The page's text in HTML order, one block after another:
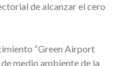
de alcanzar el cero
“Green Airport
medio ambiente de la